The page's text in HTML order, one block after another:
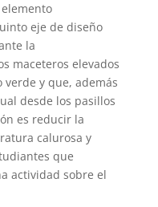
eje de diseño
la
maceteros elevados
y que, además
desde los pasillos
es reducir la
calurosa y
que
actividad sobre el